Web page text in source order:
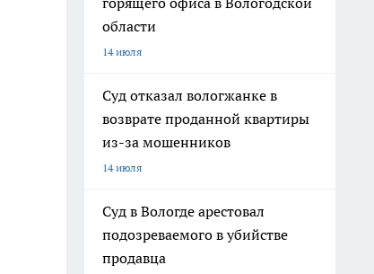
области
14 июля
Суд отказал вологжанке в
возврате проданной квартиры
из-за мошенников
14 июля
Суд в Вологде арестовал
подозреваемого в убийстве
продавца